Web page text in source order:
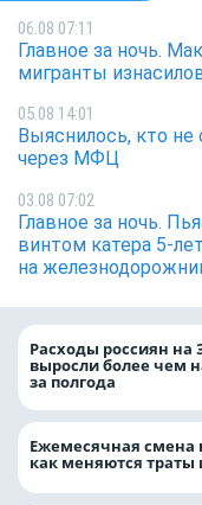
06.08 07:11
Главное за ночь.
мигранты
05.08 14:01
Выяснилось, кто не
через МФЦ
03.08 07:02
Главное за ночь.
винтом катера 5-
на
Расходы россиян на
выросли более чем
за полгода
Ежемесячная смена
как меняются траты